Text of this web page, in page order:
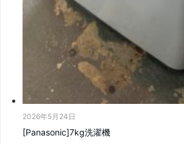
2026年5月24日
[Panasonic]7kg洗濯機